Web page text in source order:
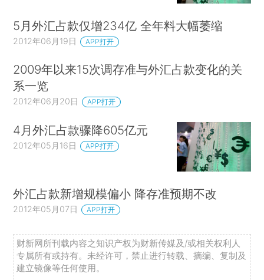
5月外汇占款仅增234亿 全年料大幅萎缩
2012年06月19日 APP打开
2009年以来15次调存准与外汇占款变化的关
系一览
2012年06月20日 APP打开
4月外汇占款骤降605亿元
2012年05月16日 APP打开
外汇占款新增规模偏小 降存准预期不改
2012年05月07日 APP打开
财新网所刊载内容之知识产权为财新传媒及/或相关权利人
专属所有或持有。未经许可，禁止进行转载、摘编、复制及
建立镜像等任何使用。